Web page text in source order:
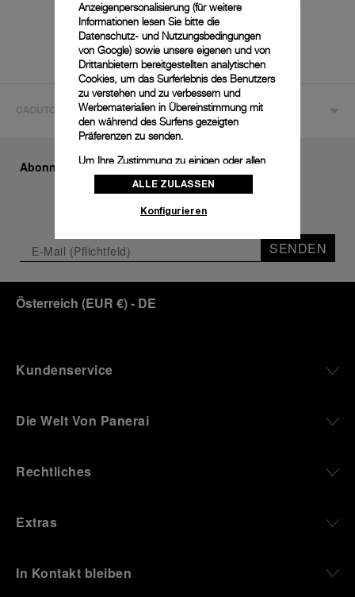
CAOUTCHOUC ACCORDEON
Abonnieren Sie unseren Newsletter
SENDEN
Österreich (EUR €)- DE
Kundenservice
Die Welt Von Panerai
Rechtliches
Extras
In Kontakt bleiben
Anzeigenpersonalisierung (für weitere
Informationen lesen Sie bitte die
Datenschutz- und Nutzungsbedingungen
von Google) sowie unsere eigenen und von
Drittanbietern bereitgestellten analytischen
Cookies, um das Surferlebnis des Benutzers
zu verstehen und zu verbessern und
Werbematerialien in Übereinstimmung mit
den während des Surfens gezeigten
Präferenzen zu senden.
Um Ihre Zustimmung zu einigen oder allen
Cookies zu ändern oder zu widerrufen,
klicken Sie auf „Konfigurieren“, oder lesen
Klicken Sie auf „Alle zulassen“, um Ihr
Einverständnis für die Verwendung der oben
akzeptieren“, um Ihr Einverständnis zu
ALLE ZULASSEN
Konfigurieren